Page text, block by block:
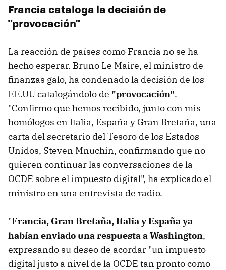
Francia cataloga la decisión de
"provocación"
La reacción de países como Francia no se ha
hecho esperar. Bruno Le Maire, el ministro de
finanzas galo, ha condenado la decisión de los
EE.UU catalogándolo de "provocación".
"Confirmo que hemos recibido, junto con mis
homólogos en Italia, España y Gran Bretaña, una
carta del secretario del Tesoro de los Estados
Unidos, Steven Mnuchin, confirmando que no
quieren continuar las conversaciones de la
OCDE sobre el impuesto digital", ha explicado el
ministro en una entrevista de radio.
"Francia, Gran Bretaña, Italia y España ya
habían enviado una respuesta a Washington,
expresando su deseo de acordar "un impuesto
digital justo a nivel de la OCDE tan pronto como